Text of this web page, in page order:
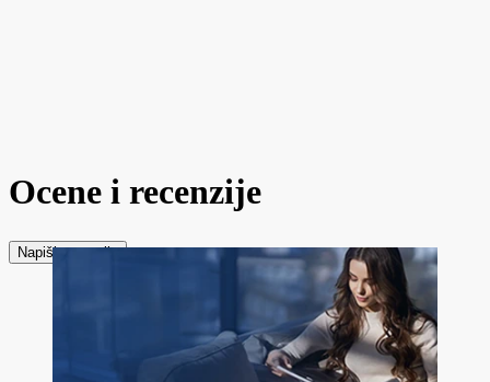
Ocene i recenzije
Napiši recenziju